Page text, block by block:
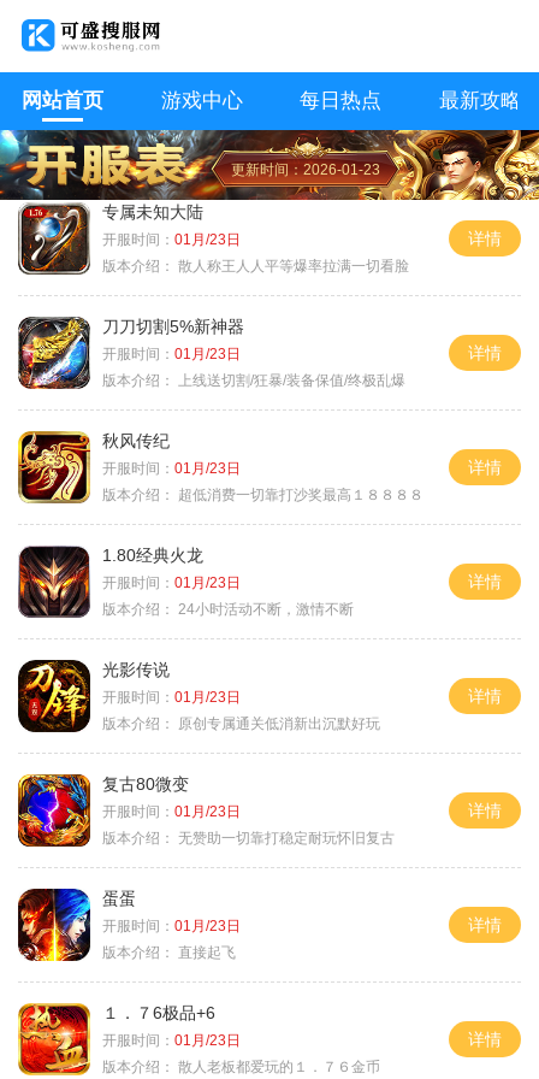
网站首页 游戏中心 每日热点 最新攻略
更新时间：2026-01-23
专属未知大陆
开服时间： 01月/23日
版本介绍： 散人称王人人平等爆率拉满一切看脸
详情
刀刀切割5%新神器
开服时间： 01月/23日
版本介绍：
上线送切割/狂暴/装备保值/终极乱爆
详情
秋风传纪
开服时间： 01月/23日
版本介绍：
超低消费一切靠打沙奖最高１８８８８
详情
1.80经典火龙
开服时间： 01月/23日
版本介绍：
24小时活动不断，激情不断
详情
光影传说
开服时间： 01月/23日
版本介绍：
原创专属通关低消新出沉默好玩
详情
复古80微变
开服时间： 01月/23日
版本介绍： 无赞助一切靠打稳定耐玩怀旧复古
详情
蛋蛋
开服时间： 01月/23日
版本介绍： 直接起飞
详情
１．７6极品+6
开服时间： 01月/23日
版本介绍： 散人老板都爱玩的１．７６金币
详情